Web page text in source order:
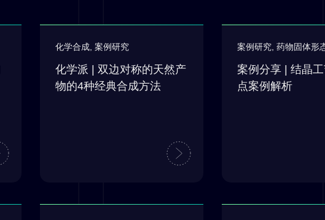
化学合成, 案例研究
化学派 | 双边对称的天然产
物的4种经典合成方法
案例研究 药物固体形
案例分享 | 结晶
点案例解析